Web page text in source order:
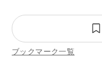
ブックマーク一覧